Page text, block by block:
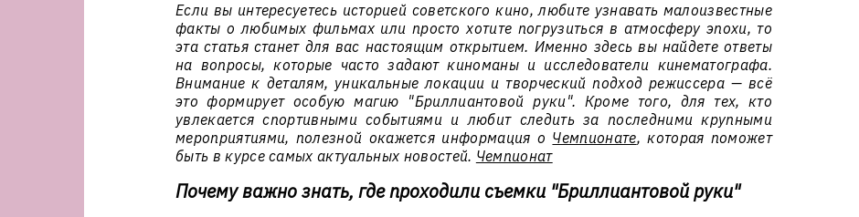
Если вы интересуетесь историей советского кино, любите узнавать малоизвестные
факты о любимых фильмах или просто хотите погрузиться в атмосферу эпохи, то
эта статья станет для вас настоящим открытием. Именно здесь вы найдете ответы
на вопросы, которые часто задают киноманы и исследователи кинематографа.
Внимание к деталям, уникальные локации и творческий подход режиссера — всё
это формирует особую магию "Бриллиантовой руки". Кроме того, для тех, кто
увлекается спортивными событиями и любит следить за последними крупными
мероприятиями, полезной окажется информация о Чемпионате, которая поможет
быть в курсе самых актуальных новостей. Чемпионат
Почему важно знать, где проходили съемки "Бриллиантовой руки"